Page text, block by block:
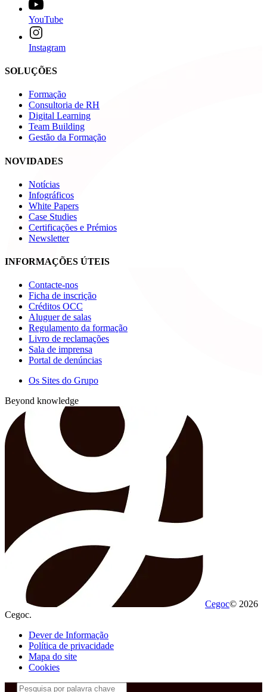
YouTube
Instagram
SOLUÇÕES
Formação
Consultoria de RH
Digital Learning
Team Building
Gestão da Formação
NOVIDADES
Notícias
Infográficos
White Papers
Case Studies
Certificações e Prémios
Newsletter
INFORMAÇÕES ÚTEIS
Contacte-nos
Ficha de inscrição
Créditos OCC
Aluguer de salas
Regulamento da formação
Livro de reclamações
Sala de imprensa
Portal de denúncias
Os Sites do Grupo
Beyond knowledge
Cegoc© 2026
Cegoc.
Dever de Informação
Política de privacidade
Mapa do site
Cookies